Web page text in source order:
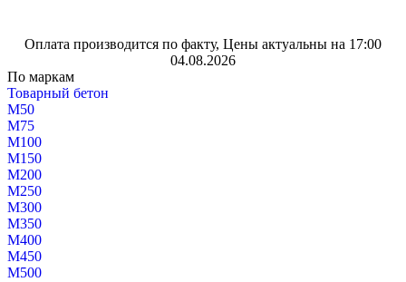
Оплата производится по факту, Цены актуальны на 17:00
04.08.2026
По маркам
Товарный бетон
М50
М75
М100
М150
М200
М250
М300
М350
М400
М450
М500